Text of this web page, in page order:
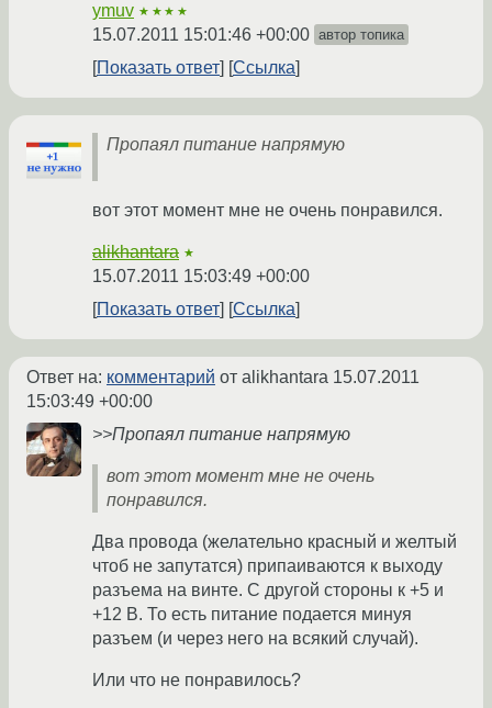
ymuv ★★★★
15.07.2011 15:01:46 +00:00 автор топика
Показать ответ Ссылка
Пропаял питание напрямую
вот этот момент мне не очень понравился.
alikhantara ★
15.07.2011 15:03:49 +00:00
Показать ответ
Ссылка
Ответ на: комментарий от alikhantara 15.07.2011
15:03:49 +00:00
>>Пропаял питание напрямую
вот этот момент мне не очень
понравился.
Два провода (желательно красный и желтый
чтоб не запутатся) припаиваются к выходу
разъема на винте. С другой стороны к +5 и
+12 В. То есть питание подается минуя
разъем (и через него на всякий случай).
Или что не понравилось?